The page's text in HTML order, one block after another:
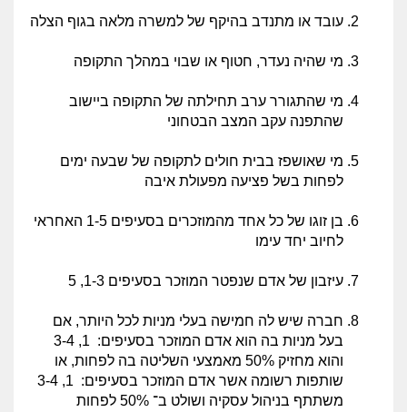
עובד או מתנדב בהיקף של למשרה מלאה בגוף הצלה
מי שהיה נעדר, חטוף או שבוי במהלך התקופה
מי שהתגורר ערב תחילתה של התקופה ביישוב
שהתפנה עקב המצב הבטחוני
מי שאושפז בבית חולים לתקופה של שבעה ימים
לפחות בשל פציעה מפעולת איבה
בן זוגו של כל אחד מהמוזכרים בסעיפים 1-5 האחראי
לחיוב יחד עימו
עיזבון של אדם שנפטר המוזכר בסעיפים 1-3, 5
חברה שיש לה חמישה בעלי מניות לכל היותר, אם
בעל מניות בה הוא אדם המוזכר בסעיפים: 1, 3-4
והוא מחזיק 50% מאמצעי השליטה בה לפחות, או
שותפות רשומה אשר אדם המוזכר בסעיפים: 1, 3-4
משתתף בניהול עסקיה ושולט ב־ 50% לפחות